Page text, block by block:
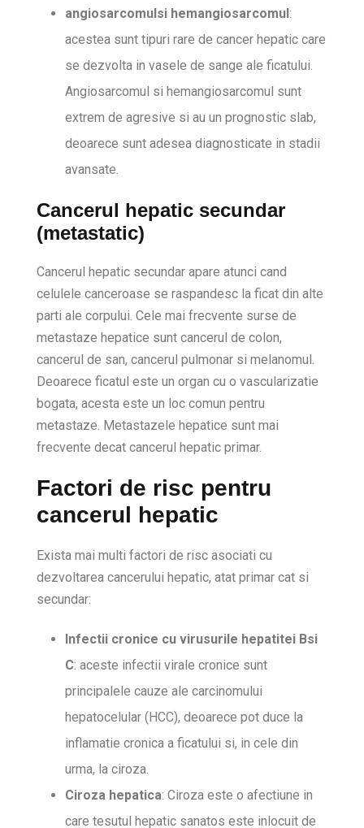
angiosarcomulsi hemangiosarcomul:
acestea sunt tipuri rare de cancer hepatic care
se dezvolta in vasele de sange ale ficatului.
Angiosarcomul si hemangiosarcomul sunt
extrem de agresive si au un prognostic slab,
deoarece sunt adesea diagnosticate in stadii
avansate.
Cancerul hepatic secundar
(metastatic)
Cancerul hepatic secundar apare atunci cand
celulele canceroase se raspandesc la ficat din alte
parti ale corpului. Cele mai frecvente surse de
metastaze hepatice sunt cancerul de colon,
cancerul de san, cancerul pulmonar si melanomul.
Deoarece ficatul este un organ cu o vascularizatie
bogata, acesta este un loc comun pentru
metastaze. Metastazele hepatice sunt mai
frecvente decat cancerul hepatic primar.
Factori de risc pentru
cancerul hepatic
Exista mai multi factori de risc asociati cu
dezvoltarea cancerului hepatic, atat primar cat si
secundar:
Infectii cronice cu virusurile hepatitei Bsi
C: aceste infectii virale cronice sunt
principalele cauze ale carcinomului
hepatocelular (HCC), deoarece pot duce la
inflamatie cronica a ficatului si, in cele din
urma, la ciroza.
Ciroza hepatica: Ciroza este o afectiune in
care tesutul hepatic sanatos este inlocuit de